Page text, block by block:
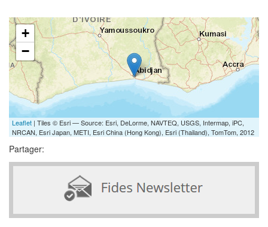
+
−
Leaflet | Tiles © Esri — Source: Esri, DeLorme, NAVTEQ, USGS, Intermap, iPC,
NRCAN, Esri Japan, METI, Esri China (Hong Kong), Esri (Thailand), TomTom, 2012
Partager: